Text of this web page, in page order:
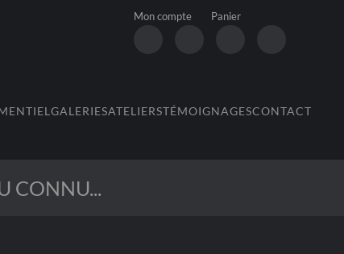
Mon compte Panier
GALERIESATELIERSTÉMOIGNAGESCONTACT
CONNU...